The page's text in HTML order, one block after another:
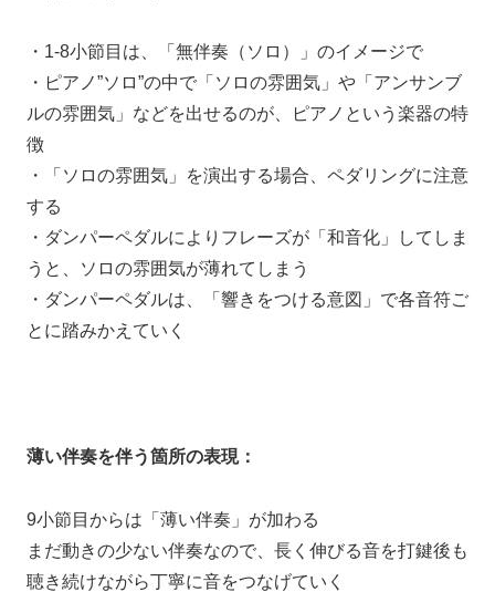
・1-8小節目は、「無伴奏（ソロ）」のイメージで
・ピアノ”ソロ”の中で「ソロの雰囲気」や「アンサンブ
ルの雰囲気」などを出せるのが、ピアノという楽器の特
徴
・「ソロの雰囲気」を演出する場合、ペダリングに注意
する
・ダンパーペダルによりフレーズが「和音化」してしま
うと、ソロの雰囲気が薄れてしまう
・ダンパーペダルは、「響きをつける意図」で各音符ご
とに踏みかえていく
薄い伴奏を伴う箇所の表現：
9小節目からは「薄い伴奏」が加わる
まだ動きの少ない伴奏なので、長く伸びる音を打鍵後も
聴き続けながら丁寧に音をつなげていく